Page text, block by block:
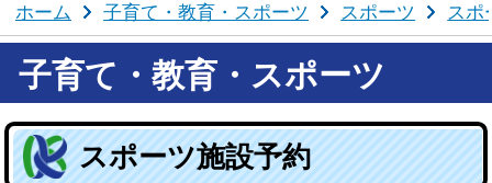
ホーム 子育て・教育・スポーツ スポーツ スポ
子育て・教育・スポーツ
スポーツ施設予約